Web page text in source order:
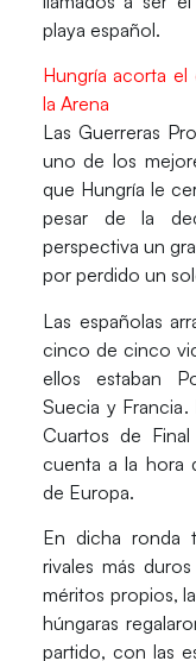
playa español.
Hungría acorta el
la Arena
Las Guerreras
uno de los
que Hungría le
pesar de la
perspectiva un
por perdido un
Las españolas
cinco de cinco
ellos estaban
Suecia y Francia.
Cuartos de
cuenta a la hora
de Europa.
En dicha ronda
rivales más
méritos propios,
húngaras
partido, con las